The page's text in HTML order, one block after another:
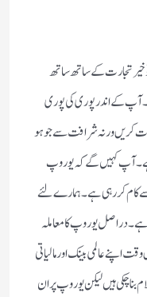
تجارت کے ساتھ ساتھ
کے اندر پوری کی پوری
بات کریں ورنہ شرافت سے جوہو
ہے ۔آپ کہیں گے کہ یوروپ
کام کر رہی ہے ۔ہمارے لئے
۔دراصل یوروپ کا معاملہ
اپنے عالمی بینک اور مالیاتی
چکی ہیں لیکن یوروپ پر ان